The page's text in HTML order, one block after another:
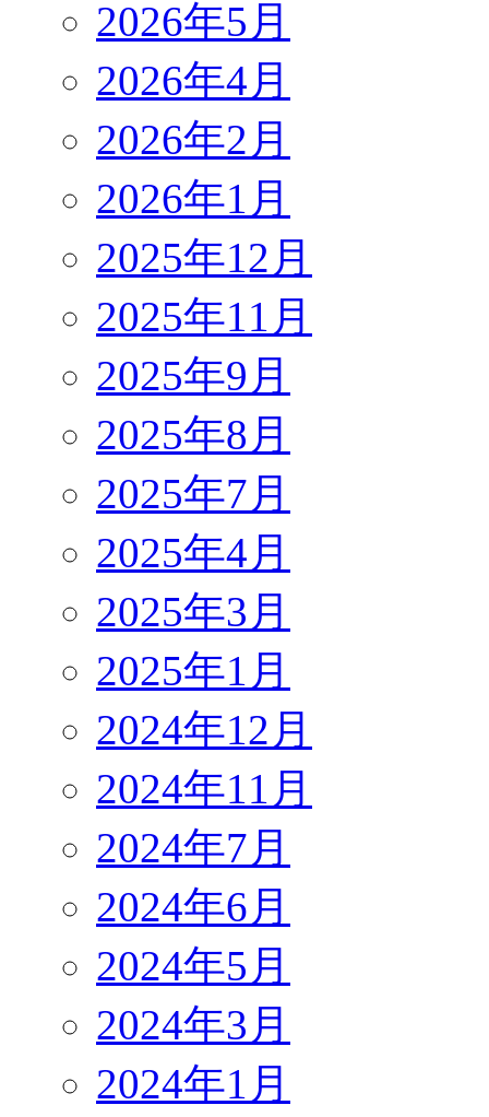
2026年5月
2026年4月
2026年2月
2026年1月
2025年12月
2025年11月
2025年9月
2025年8月
2025年7月
2025年4月
2025年3月
2025年1月
2024年12月
2024年11月
2024年7月
2024年6月
2024年5月
2024年3月
2024年1月